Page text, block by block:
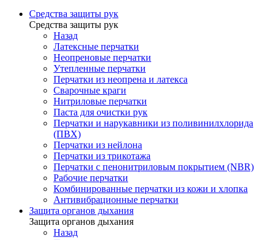
Средства защиты рук
Средства защиты рук
Назад
Латексные перчатки
Неопреновые перчатки
Утепленные перчатки
Перчатки из неопрена и латекса
Сварочные краги
Нитриловые перчатки
Паста для очистки рук
Перчатки и нарукавники из поливинилхлорида
(ПВХ)
Перчатки из нейлона
Перчатки из трикотажа
Перчатки с пенонитриловым покрытием (NBR)
Рабочие перчатки
Комбинированные перчатки из кожи и хлопка
Антивибрационные перчатки
Защита органов дыхания
Защита органов дыхания
Назад